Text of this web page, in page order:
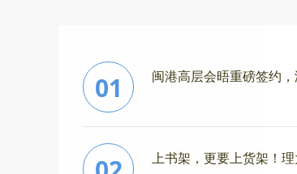
01 闽港高层会晤重磅签约
上书架，更要上货架！